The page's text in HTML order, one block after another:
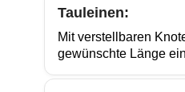
Tauleinen:
Mit verstellbaren
gewünschte Länge